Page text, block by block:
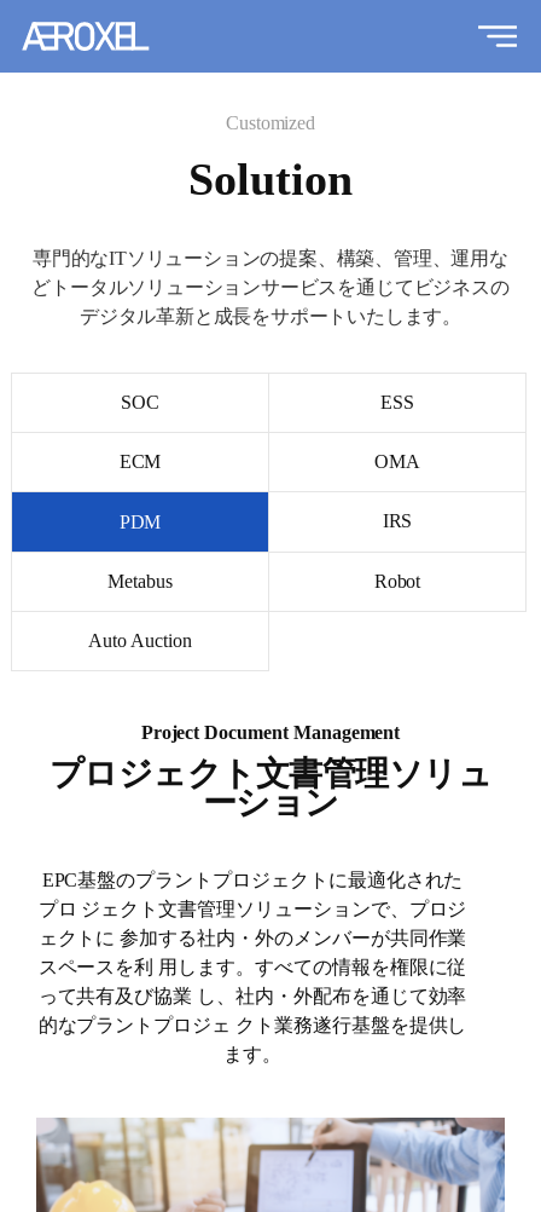
Customized
Solution
専門的なITソリューションの提案、構築、管理、運用な
どトータルソリューションサービスを通じて ビジネスの
デジタル革新と成長をサポートいたします。
SOC ESS
ECM OMA
PDM IRS
Metabus Robot
Auto Auction
Project Document Management
プロジェクト文書管理ソリュ
ーション
EPC基盤のプラントプロジェクトに最適化された
プロ ジェクト文書管理ソリューションで、プロジ
ェクトに 参加する社内・外のメンバーが共同作業
スペースを利 用します。すべての情報を権限に従
って共有及び協業 し、社内・外配布を通じて効率
的なプラントプロジェ クト業務遂行基盤を提供し
ます。